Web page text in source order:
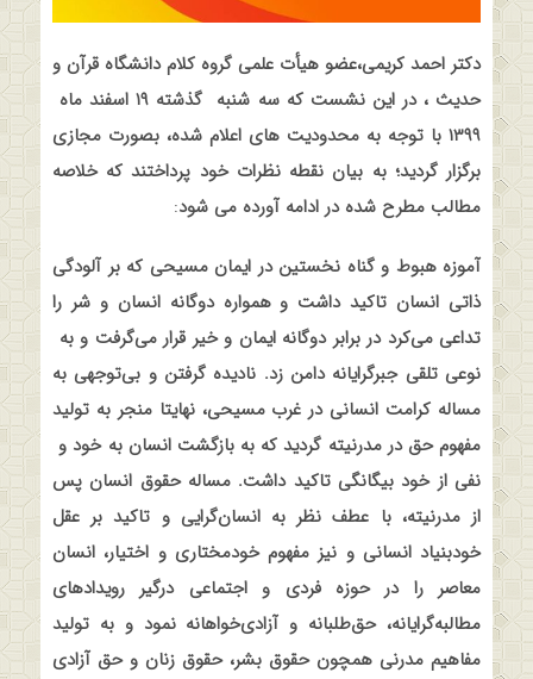
دکتر احمد کریمی،عضو هیأت علمی گروه کلام دانشگاه قرآن و
حدیث ، در این نشست که سه شنبه گذشته ۱۹ اسفند ماه
۱۳۹۹ با توجه به محدودیت های اعلام شده، بصورت مجازی
برگزار گردید؛ به بیان نقطه نظرات خود پرداختند که خلاصه
مطالب مطرح شده در ادامه آورده می شود:
آموزه هبوط و گناه نخستین در ایمان مسیحی که بر آلودگی
ذاتی انسان تاکید داشت و همواره دوگانه انسان و شر را
تداعی می‌کرد در برابر دوگانه ایمان و خیر قرار می‌گرفت و به
نوعی تلقی جبرگرایانه دامن زد. نادیده گرفتن و بی‌توجهی به
مساله کرامت انسانی در غرب مسیحی، نهایتا منجر به تولید
مفهوم حق در مدرنیته گردید که به بازگشت انسان به خود و
نفی از خود بیگانگی تاکید داشت. مساله حقوق انسان پس
از مدرنیته، با عطف نظر به انسان‌گرایی و تاکید بر عقل
خودبنیاد انسانی و نیز مفهوم خودمختاری و اختیار، انسان
معاصر را در حوزه فردی و اجتماعی درگیر رویدادهای
مطالبه‌گرایانه، حق‌طلبانه و آزادی‌خواهانه‌ نمود و به تولید
مفاهیم مدرنی همچون حقوق بشر، حقوق زنان و حق آزادی